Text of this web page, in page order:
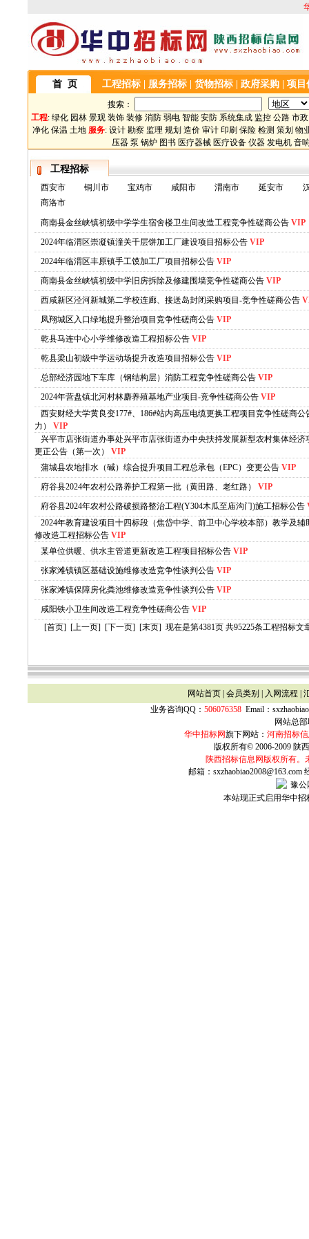
首 页 工程招标 服务招标 货物招标 政府采购 项目
搜索：
工程: 绿化 园林 景观 装饰 装修 消防 弱电 智能 安防 系统集成 监控 公路 市政
净化 保温 土地 服务: 设计 勘察 监理 规划 造价 审计 印刷 保险 检测 策划 物
压器 泵 锅炉 图书 医疗器械 医疗设备 仪器 发电机 音
工程招标
西安市 铜川市 宝鸡市 咸阳市 渭南市 延安市
商洛市
商南县金丝峡镇初级中学学生宿舍楼卫生间改造工程竞争性磋商公告 VIP
2024年临渭区崇凝镇潼关千层饼加工厂建设项目招标公告 VIP
2024年临渭区丰原镇手工馍加工厂项目招标公告 VIP
商南县金丝峡镇初级中学旧房拆除及修建围墙竞争性磋商公告 VIP
西咸新区泾河新城第二学校连廊、接送岛封闭采购项目-竞争性磋商公告
凤翔城区入口绿地提升整治项目竞争性磋商公告 VIP
乾县马连中心小学维修改造工程招标公告 VIP
乾县梁山初级中学运动场提升改造项目招标公告 VIP
总部经济园地下车库（钢结构层）消防工程竞争性磋商公告 VIP
2024年营盘镇北河村林麝养殖基地产业项目-竞争性磋商公告 VIP
西安财经大学黄良变177#、186#站内高压电缆更换工程项目竞争性磋商公
力）
VIP
兴平市店张街道办事处兴平市店张街道办中央扶持发展新型农村集体经济
更正公告（第一次）
VIP
蒲城县农地排水（碱）综合提升项目工程总承包（EPC）变更公告 VIP
府谷县2024年农村公路养护工程第一批（黄田路、老红路）
VIP
府谷县2024年农村公路破损路整治工程(Y304木瓜至庙沟门)施工招标公告
2024年教育建设项目十四标段（焦岱中学、前卫中心学校本部）教学及辅
修改造工程招标公告 VIP
某单位供暖、供水主管道更新改造工程项目招标公告 VIP
张家滩镇镇区基础设施维修改造竞争性谈判公告 VIP
张家滩镇保障房化粪池维修改造竞争性谈判公告 VIP
咸阳铁小卫生间改造工程竞争性磋商公告 VIP
[首页] [上一页] [下一页] [末页] 现在是第4381页 共95225条工程招标
网站首页| 会员类别 入网流程
业务咨询QQ： 506076358Email：
网站总
华中招标网旗下网站： 河南招标
版权所有© 2006-2009 陕
陕西招标信息网版权所有。
邮箱：sxzhaobiao2008@163.com
豫公
本站现正式启用华中招